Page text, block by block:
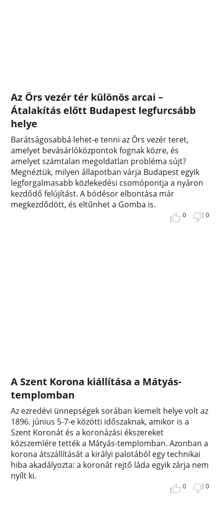
Az Örs vezér tér különös arcai –
Átalakítás előtt Budapest legfurcsább
helye
Barátságosabbá lehet-e tenni az Örs vezér teret,
amelyet bevásárlóközpontok fognak közre, és
amelyet számtalan megoldatlan probléma sújt?
Megnéztük, milyen állapotban várja Budapest egyik
legforgalmasabb közlekedési csomópontja a nyáron
kezdődő felújítást. A bódésor elbontása már
megkezdődött, és eltűnhet a Gomba is.
0 0
A Szent Korona kiállítása a Mátyás-
templomban
Az ezredévi ünnepségek sorában kiemelt helye volt az
1896. június 5-7-e közötti időszaknak, amikor is a
Szent Koronát és a koronázási ékszereket
közszemlére tették a Mátyás-templomban. Azonban a
korona átszállítását a királyi palotából egy technikai
hiba akadályozta: a koronát rejtő láda egyik zárja nem
nyílt ki.
0 0